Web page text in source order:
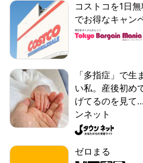
コストコを1日
でお得なキャン
「多指症」で
い私。産後初め
げてるのを見て
ンネット
ゼロまる